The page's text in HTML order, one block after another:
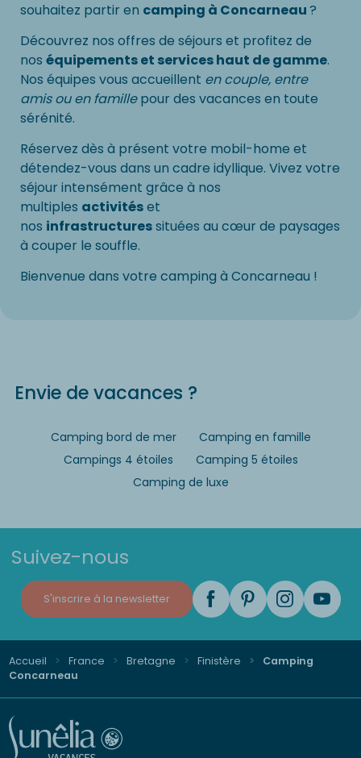
souhaitez partir en camping à Concarneau?
Découvrez nos offres de séjours et profitez de
nos équipements et services haut de gamme.
Nos équipes vous accueillent en couple, entre
amis ou en famillepour des vacances en toute
sérénité.
Réservez dès à présent votre mobil-home et
détendez-vous dans un cadre idyllique. Vivez votre
séjour intensément grâce à nos
multiples activitéset
nos infrastructuressituées au cœur de paysages
à couper le souffle.
Bienvenue dans votre camping à Concarneau !
Envie de vacances ?
Camping bord de mer
Camping en famille
Campings 4 étoiles
Camping 5 étoiles
Camping de luxe
Suivez-nous
S'inscrire à la newsletter
Accueil France Bretagne Finistère
Camping
Concarneau